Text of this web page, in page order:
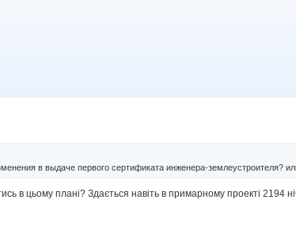
в выдаче первого сертификата инженера-землеустроителя?
в цьому плані? Здається навіть в примарному проекті 2194